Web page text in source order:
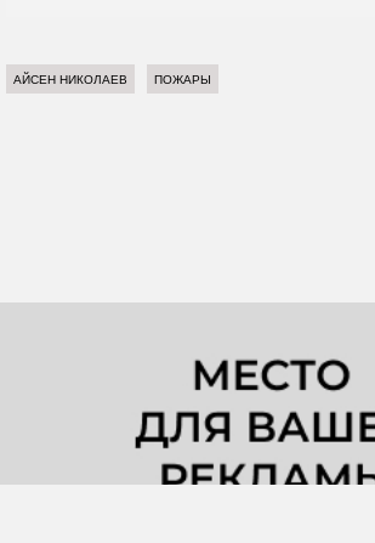
АЙСЕН НИКОЛАЕВ ПОЖАРЫ